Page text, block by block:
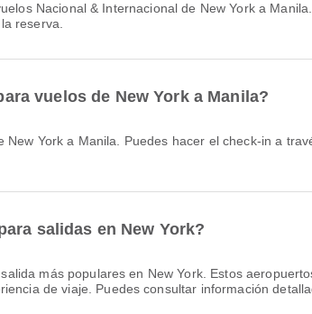
reserva.
vuelos de New York a Manila?
salidas en New York?
más populares en New York. Estos
de viaje. Puedes consultar información